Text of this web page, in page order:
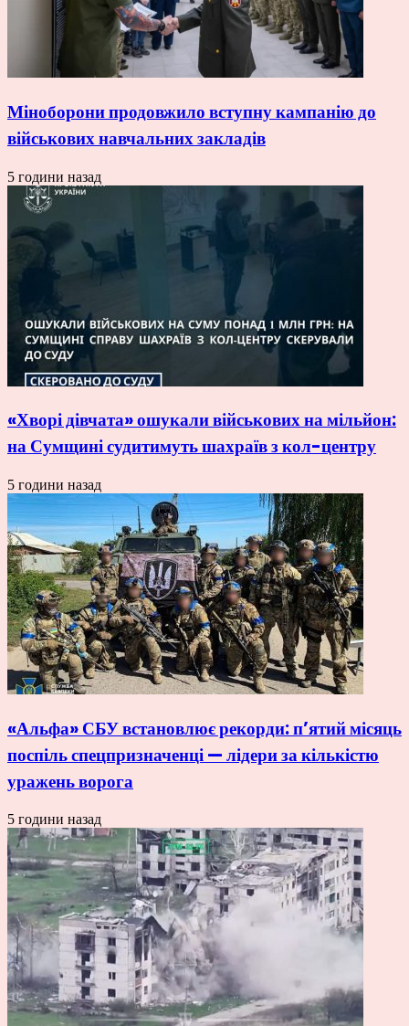
Міноборони продовжило вступну кампанію до
військових навчальних закладів
5 години назад
«Хворі дівчата» ошукали військових на мільйон:
на Сумщині судитимуть шахраїв з кол-центру
5 години назад
«Альфа» СБУ встановлює рекорди: п’ятий місяць
поспіль спецпризначенці — лідери за кількістю
уражень ворога
5 години назад